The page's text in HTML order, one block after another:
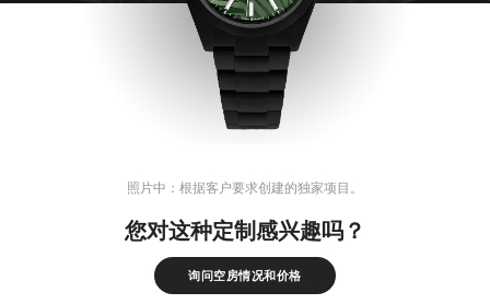
照片中：根据客户要求创建的独家项目。
您对这种定制感兴趣吗？
询问空房情况和价格